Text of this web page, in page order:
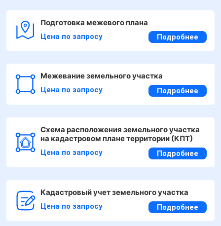
Подготовка межевого плана
Цена по запросу Подробнее
Межевание земельного участка
Цена по запросу Подробнее
Схема расположения земельного участка
на кадастровом плане территории (КПТ)
Цена по запросу Подробнее
Кадастровый учет земельного участка
Цена по запросу Подробнее